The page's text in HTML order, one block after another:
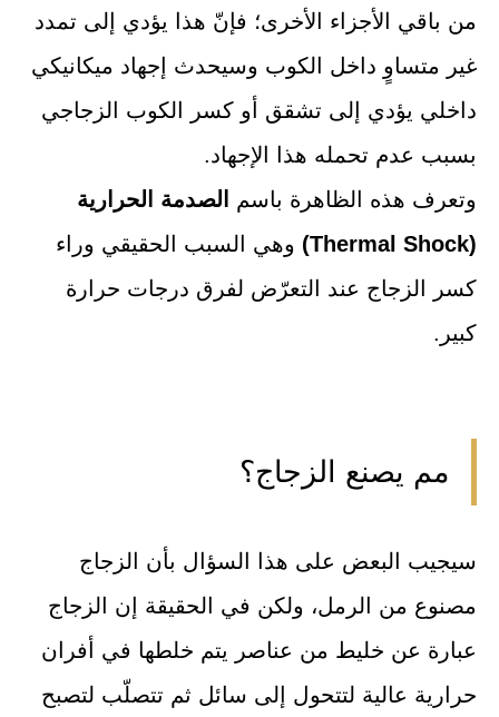
من باقي الأجزاء الأخرى؛ فإنّ هذا يؤدي إلى تمدد
غير متساوٍ داخل الكوب وسيحدث إجهاد ميكانيكي
داخلي يؤدي إلى تشقق أو كسر الكوب الزجاجي
بسبب عدم تحمله هذا الإجهاد.
وتعرف هذه الظاهرة باسم
الصدمة الحرارية
(Thermal Shock)
وهي السبب الحقيقي وراء
كسر الزجاج عند التعرّض لفرق درجات حرارة
كبير.
مم يصنع الزجاج؟
سيجيب البعض على هذا السؤال بأن الزجاج
مصنوع من الرمل، ولكن في الحقيقة إن الزجاج
عبارة عن خليط من عناصر يتم خلطها في أفران
حرارية عالية لتتحول إلى سائل ثم تتصلّب لتصبح